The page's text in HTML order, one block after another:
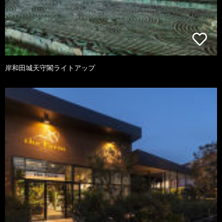
岸和田城天守閣ライトアップ